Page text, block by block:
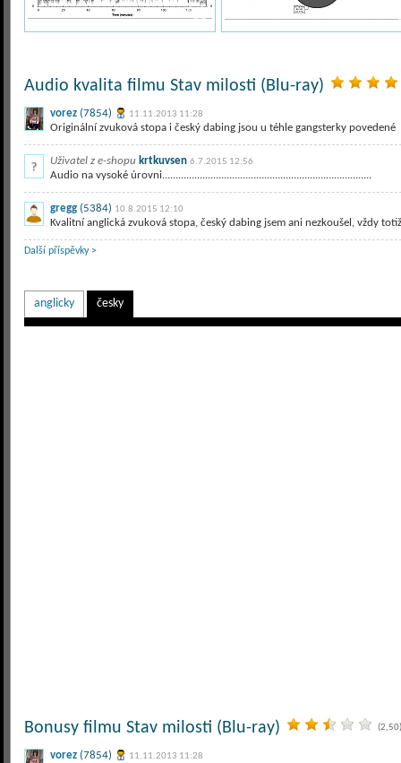
Audio kvalita filmu Stav milosti (Blu-ray)
vorez (7854) 11.11.2013 11:28
Originální zvuková stopa i český dabing jsou u téhle gangsterky povedené
Uživatel z e-shopu krtkuvsen 6.7.2015 12:56
Audio na vysoké úrovni..............................................................................
gregg (5384) 10.8.2015 12:10
Kvalitní anglická zvuková stopa, český dabing jsem ani nezkoušel, vždy
Další příspěvky >
anglicky česky
Bonusy filmu Stav milosti (Blu-ray) (2,50)
vorez (7854) 11.11.2013 11:28